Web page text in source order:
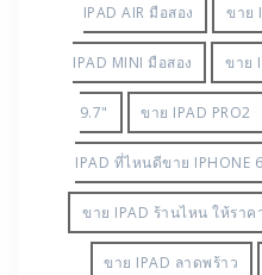
IPAD AIR มือสอง ขาย
IPAD MINI มือสอง ขาย
9.7" ขาย IPAD PRO2
IPAD ที่ไหนดีขาย IPHONE
ขาย IPAD ร้านไหน ให้ราค
ขาย IPAD ลาดพร้าว